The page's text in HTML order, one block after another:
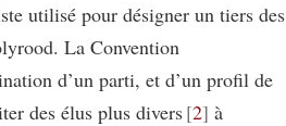
utilisé pour désigner un tiers des
La Convention
d’un parti, et d’un profil de
des élus plus divers 2 à